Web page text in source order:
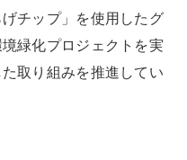
チップ」を使用したグ
緑化プロジェクトを実
取り組みを推進してい